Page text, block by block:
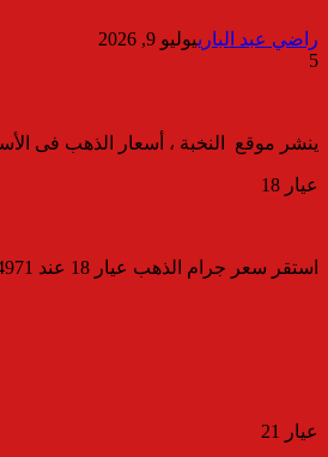
راضي عبد البارييوليو 9, 2026
5
ينشر موقع النخبة ، أسعار الذهب فى الأسواق المصرية الخميس 9 يوليو 2026 ،حيث استقرت أسعار المعدن الأصفر
عيار 18
استقر سعر جرام الذهب عيار 18 عند 4971 جنيهًا للشراء، ليظل دون مستوى الـ5 آلاف جنيه للجرام.
عيار 21